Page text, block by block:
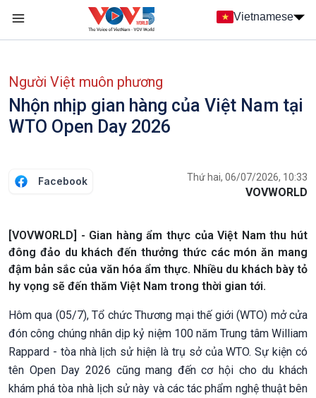
Nhảy đến nội dung
Vietnamese
Người Việt muôn phương
Nhộn nhịp gian hàng của Việt Nam tại
WTO Open Day 2026
Facebook Thứ hai, 06/07/2026, 10:33
VOVWORLD
[VOVWORLD] - Gian hàng ẩm thực của Việt Nam thu hút
đông đảo du khách đến thưởng thức các món ăn mang
đậm bản sắc của văn hóa ẩm thực. Nhiều du khách bày tỏ
hy vọng sẽ đến thăm Việt Nam trong thời gian tới.
Hôm qua (05/7), Tổ chức Thương mại thế giới (WTO) mở cửa
đón công chúng nhân dịp kỷ niệm 100 năm Trung tâm William
Rappard - tòa nhà lịch sử hiện là trụ sở của WTO. Sự kiện có
tên Open Day 2026 cũng mang đến cơ hội cho du khách
khám phá tòa nhà lịch sử này và các tác phẩm nghệ thuật bên